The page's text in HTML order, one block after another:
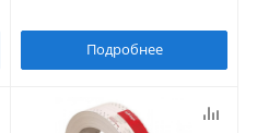
Подробнее